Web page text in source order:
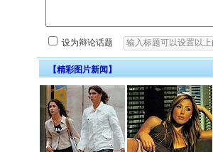
设为辩论话题
【精彩图片新闻】